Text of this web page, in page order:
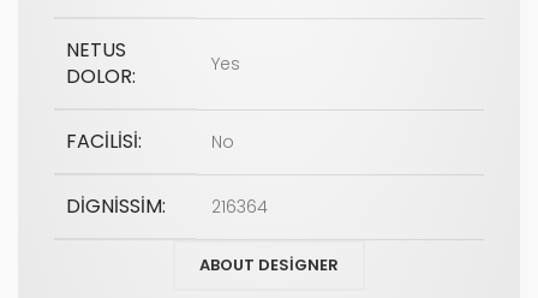
NETUS
DOLOR:
Yes
FACILISI: No
DIGNISSIM: 216364
ABOUT DESIGNER